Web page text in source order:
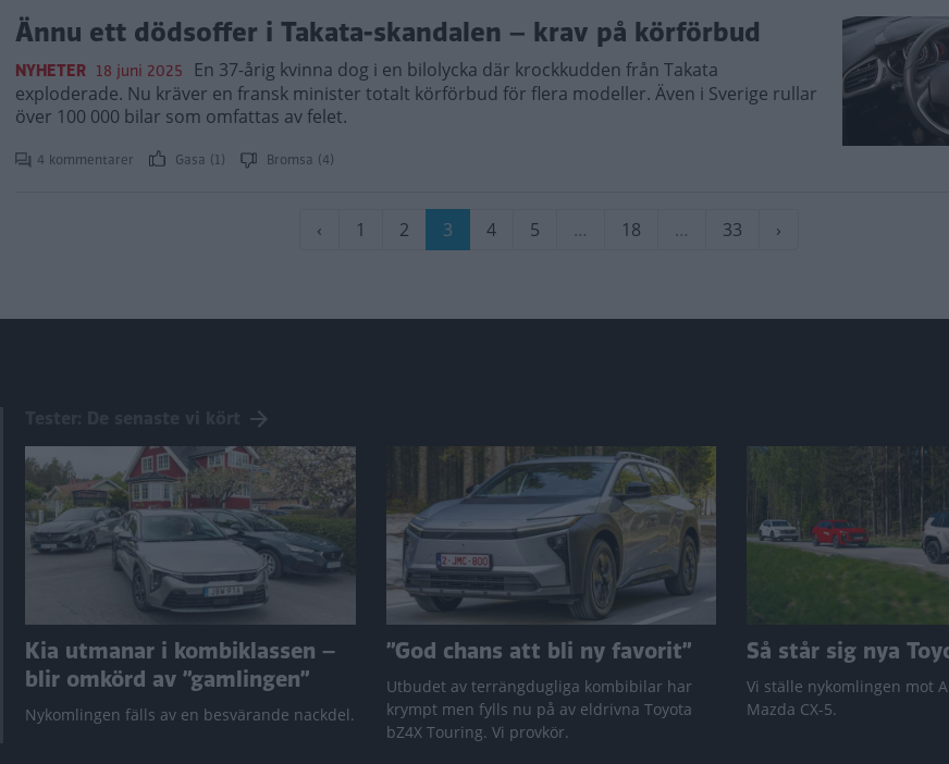
Ännu ett dödsoffer i Takata-skandalen – krav på körförbud
NYHETER 18 juni 2025 En 37-årig kvinna dog i en bilolycka där krockkudden från Takata
exploderade. Nu kräver en fransk minister totalt körförbud för flera modeller. Även i Sverige rullar
över 100 000 bilar som omfattas av felet.
4 kommentarer Gasa (1) Bromsa (4)
Föregående
‹ Sida
1 Sida
2
Nuvarande
3 Sida
4 Sida
5 … Sida
18 … Sida
33
Nästa
›
Kia utmanar i kombiklassen –
blir omkörd av ”gamlingen”
Nykomlingen fälls av en besvärande nackdel.
”God chans att bli ny favorit”
Utbudet av terrängdugliga kombibilar har
krympt men fylls nu på av eldrivna Toyota
bZ4X Touring. Vi provkör.
Så står sig nya
Vi ställe nykomlingen mot
Mazda CX-5.